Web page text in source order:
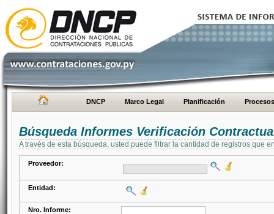
DNCP Marco Legal Planificación Procesos
Búsqueda Informes Verificación
A través de esta búsqueda, usted puede filtrar la cantidad de registros que
Proveedor:
Entidad:
Nro. Informe: